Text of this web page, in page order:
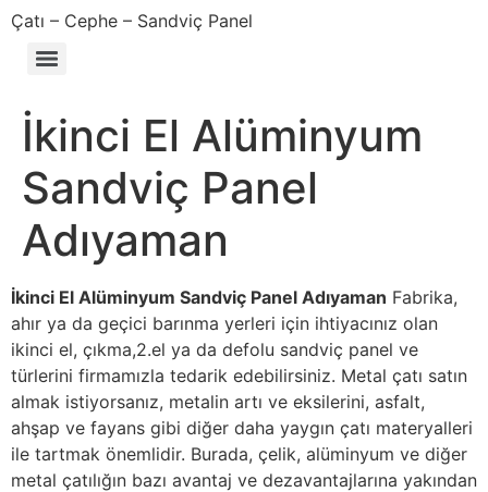
Çatı – Cephe – Sandviç Panel
İkinci El Alüminyum
Sandviç Panel
Adıyaman
İkinci El Alüminyum Sandviç Panel Adıyaman Fabrika,
ahır ya da geçici barınma yerleri için ihtiyacınız olan
ikinci el, çıkma,2.el ya da defolu sandviç panel ve
türlerini firmamızla tedarik edebilirsiniz. Metal çatı satın
almak istiyorsanız, metalin artı ve eksilerini, asfalt,
ahşap ve fayans gibi diğer daha yaygın çatı materyalleri
ile tartmak önemlidir. Burada, çelik, alüminyum ve diğer
metal çatılığın bazı avantaj ve dezavantajlarına yakından